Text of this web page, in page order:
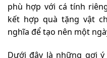
phù hợp với cá tính
kết hợp quà tặng vật
nghĩa để tạo nên một
Dưới đây là những gợi